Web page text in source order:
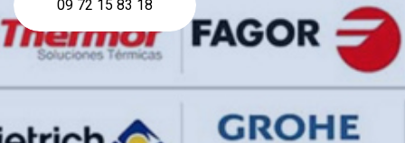
09 72 15 83 18